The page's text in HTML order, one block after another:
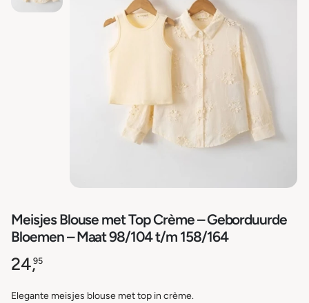
Meisjes Blouse met Top Crème – Geborduurde
Bloemen – Maat 98/104 t/m 158/164
24,95
Elegante meisjes blouse met top in crème.